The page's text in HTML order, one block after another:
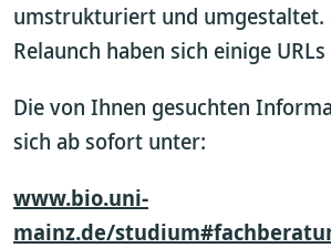
umstrukturiert und umgestaltet.
Relaunch haben sich einige
Die von Ihnen gesuchten
sich ab sofort unter:
www.bio.uni-
mainz.de/